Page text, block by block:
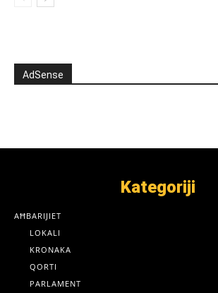
AdSense
Kategoriji
AĦBARIJIET
LOKALI
KRONAKA
QORTI
PARLAMENT